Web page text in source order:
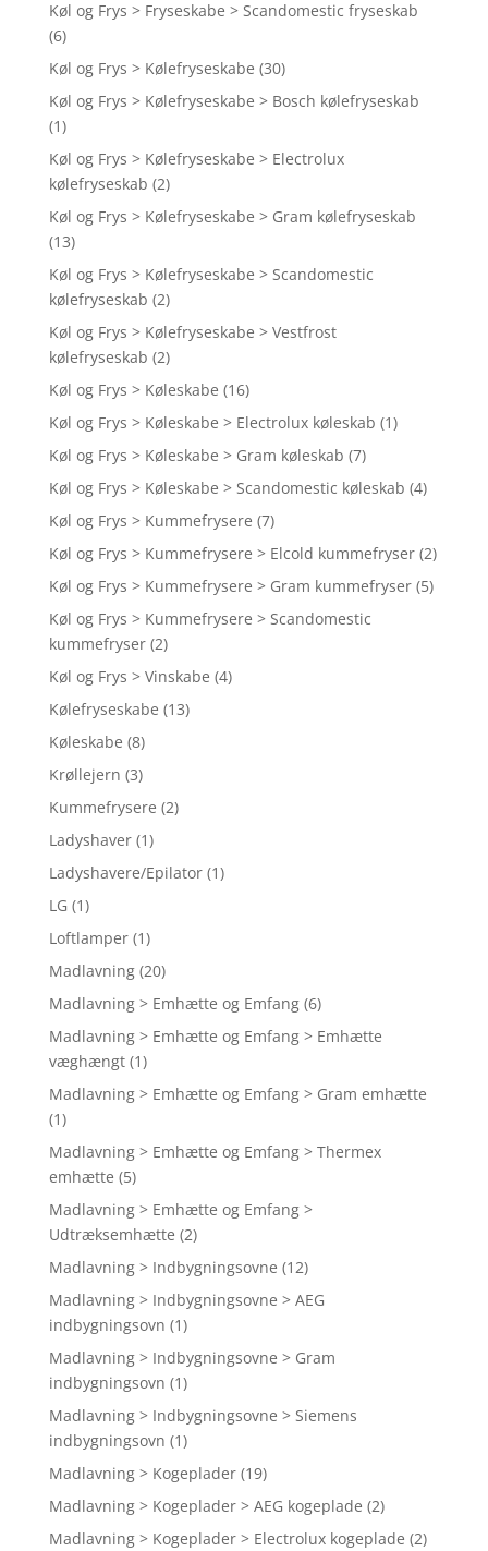
Køl og Frys > Fryseskabe > Scandomestic fryseskab
(6)
Køl og Frys > Kølefryseskabe (30)
Køl og Frys > Kølefryseskabe > Bosch kølefryseskab
(1)
Køl og Frys > Kølefryseskabe > Electrolux
kølefryseskab (2)
Køl og Frys > Kølefryseskabe > Gram kølefryseskab
(13)
Køl og Frys > Kølefryseskabe > Scandomestic
kølefryseskab (2)
Køl og Frys > Kølefryseskabe > Vestfrost
kølefryseskab (2)
Køl og Frys > Køleskabe (16)
Køl og Frys > Køleskabe > Electrolux køleskab (1)
Køl og Frys > Køleskabe > Gram køleskab (7)
Køl og Frys > Køleskabe > Scandomestic køleskab (4)
Køl og Frys > Kummefrysere (7)
Køl og Frys > Kummefrysere > Elcold kummefryser (2)
Køl og Frys > Kummefrysere > Gram kummefryser (5)
Køl og Frys > Kummefrysere > Scandomestic
kummefryser (2)
Køl og Frys > Vinskabe (4)
Kølefryseskabe (13)
Køleskabe (8)
Krøllejern (3)
Kummefrysere (2)
Ladyshaver (1)
Ladyshavere/Epilator (1)
LG (1)
Loftlamper (1)
Madlavning (20)
Madlavning > Emhætte og Emfang (6)
Madlavning > Emhætte og Emfang > Emhætte
væghængt (1)
Madlavning > Emhætte og Emfang > Gram emhætte
(1)
Madlavning > Emhætte og Emfang > Thermex
emhætte (5)
Madlavning > Emhætte og Emfang >
Udtræksemhætte (2)
Madlavning > Indbygningsovne (12)
Madlavning > Indbygningsovne > AEG
indbygningsovn (1)
Madlavning > Indbygningsovne > Gram
indbygningsovn (1)
Madlavning > Indbygningsovne > Siemens
indbygningsovn (1)
Madlavning > Kogeplader (19)
Madlavning > Kogeplader > AEG kogeplade (2)
Madlavning > Kogeplader > Electrolux kogeplade (2)